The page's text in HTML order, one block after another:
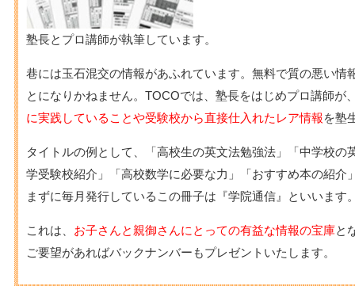
塾長とプロ講師が執筆しています。
巷には玉石混交の情報があふれています。無料で質の悪い情
とになりかねません。TOCOでは、塾長をはじめプロ講師が
に実践していることや受験校から直接仕入れたレア情報を塾
タイトルの例として、「高校生の英文法勉強法」「中学校の
学受験校紹介」「高校数学に必要な力」「おすすめ本の紹介
まずに毎月発行しているこの冊子は『学院通信』といいます
これは、 お子さんと親御さんにとっての有益な情報の宝庫と
ご要望があればバックナンバーもプレゼントいたします。